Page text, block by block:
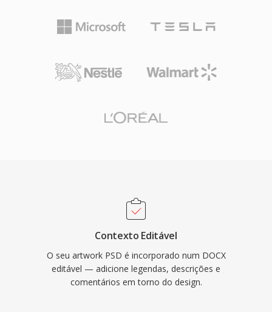
Contexto Editável
O seu artwork PSD é incorporado num DOCX
editável — adicione legendas, descrições e
comentários em torno do design.